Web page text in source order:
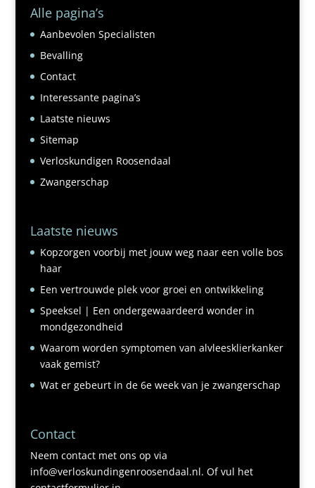
Alle pagina’s
Aanbevolen Specialisten
Bevalling
Contact
Interessante pagina’s
Laatste nieuws
Sitemap
Verloskundigen Roosendaal
Zwangerschap
Laatste nieuws
Kopzorgen voorbij met jouw weg naar een volle bos
haar
Een vertrouwde plek voor groei en ontwikkeling
Speeksel | Een ondergewaardeerd wonder in
mondgezondheid
Waarom worden symptomen van alvleesklierkanker
vaak gemist?
Wat er gebeurt in de 6e week van je zwangerschap
Contact
Neem contact met ons op via
info@verloskundingenroosendaal.nl. Of vul het